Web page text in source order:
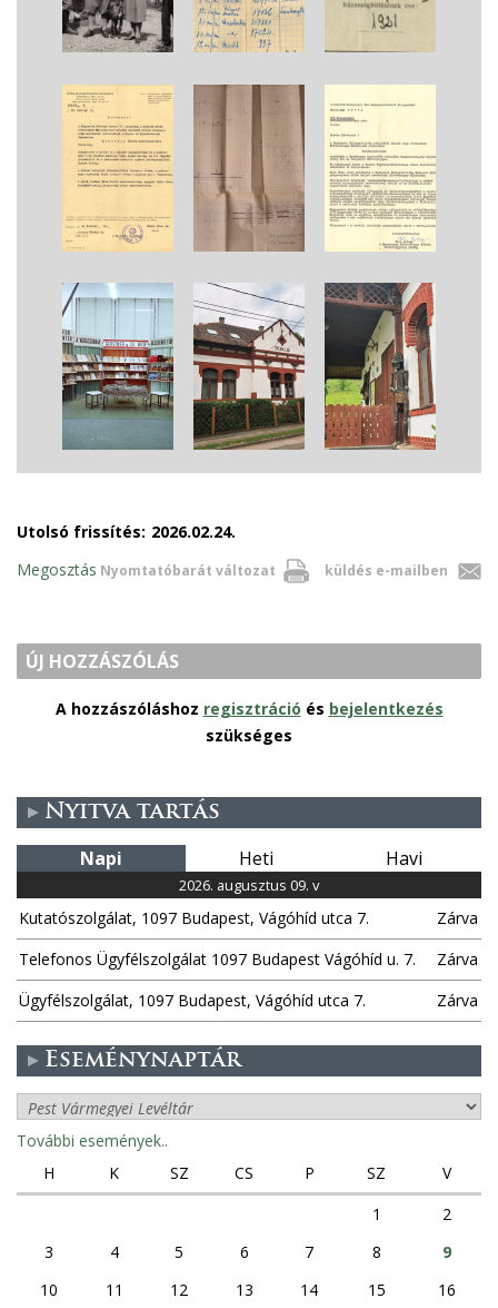
Utolsó frissítés: 2026.02.24.
Nyomtatóbarát változat küldés e-mailben
Megosztás
ÚJ HOZZÁSZÓLÁS
A hozzászóláshoz regisztráció és bejelentkezés
szükséges
Nyitva tartás
Napi Heti Havi
2026. augusztus 09. v
Kutatószolgálat, 1097 Budapest, Vágóhíd utca 7.
Zárva
Telefonos Ügyfélszolgálat 1097 Budapest Vágóhíd u. 7.
Zárva
Ügyfélszolgálat, 1097 Budapest, Vágóhíd utca 7.
Zárva
Eseménynaptár
További események..
H
K SZ CS P SZ
V
1
2
3
4 5 6 7 8
9
10
11 12 13 14 15
16